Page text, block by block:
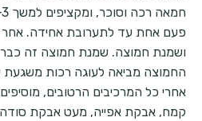
פעם אחת עד לתערובת אחידה. אחר
ושמנת חמוצה. שמנת חמוצה זה כבר
החמוצה מביאה לעוגה רכות משגעת
אחרי כל המרכיבים הרטובים,
קמח, אבקת אפייה, מעט אבקת סודה